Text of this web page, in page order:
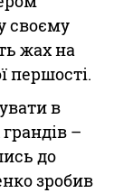
своєму
жах на
першості.
в
–
до
зробив